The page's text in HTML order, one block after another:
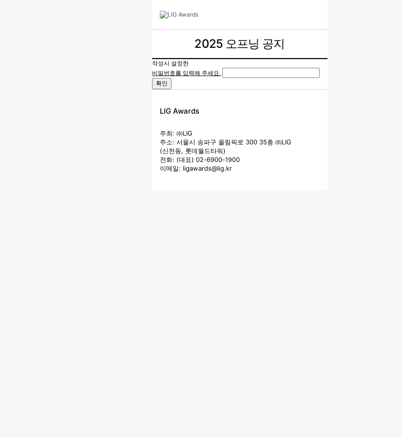
2025 오프닝 공지
작성시 설정한
비밀번호를 입력해 주세요.
확인
LIG Awards
주최: ㈜LIG
주소: 서울시 송파구 올림픽로 300 35층 ㈜LIG
(신천동, 롯데월드타워)
전화: (대표) 02-6900-1900
이메일: ligawards@lig.kr
LIG Awards 소개
2025 LIG Awards
LIG 가치체계
신청방법
신청하기